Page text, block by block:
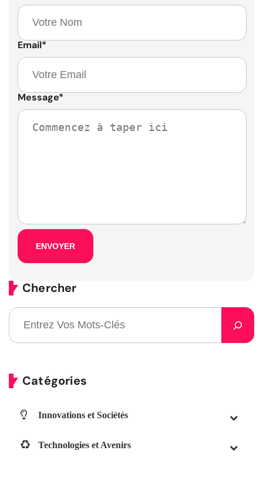
Email*
Message*
Chercher
Catégories
Innovations et Sociétés
Technologies et Avenirs